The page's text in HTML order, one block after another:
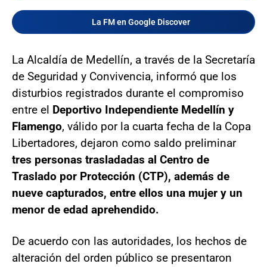
La FM en Google Discover
La Alcaldía de Medellín, a través de la Secretaría
de Seguridad y Convivencia, informó que los
disturbios registrados durante el compromiso
entre el Deportivo Independiente Medellín y
Flamengo, válido por la cuarta fecha de la Copa
Libertadores, dejaron como saldo preliminar
tres personas trasladadas al Centro de
Traslado por Protección (CTP), además de
nueve capturados, entre ellos una mujer y un
menor de edad aprehendido.
De acuerdo con las autoridades, los hechos de
alteración del orden público se presentaron